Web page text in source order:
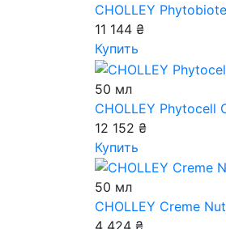
CHOLLEY
11 144 ₴
Купить
50 мл
CHOLLEY Phytocell
12 152 ₴
Купить
50 мл
CHOLLEY Creme